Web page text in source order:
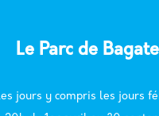
Le Parc de
jours y compris les jours